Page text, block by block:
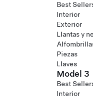
Best
Interior
Exterior
Llantas y
Piezas
Llaves
Model 3
Best
Interior